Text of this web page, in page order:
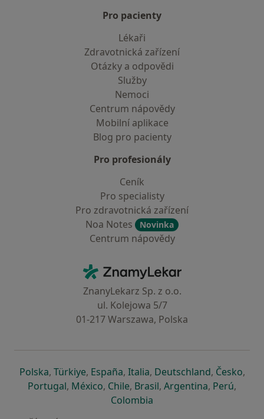
Pro pacienty
Lékaři
Zdravotnická zařízení
Otázky a odpovědi
Služby
Nemoci
Centrum nápovědy
Mobilní aplikace
Blog pro pacienty
Pro profesionály
Ceník
Pro specialisty
Pro zdravotnická zařízení
Noa Notes
Novinka
Centrum nápovědy
ZnamyLekar - Hlavní stránka
ZnanyLekarz Sp. z o.o.
ul. Kolejowa 5/7
01-217 Warszawa, Polska
Polskase otevře v nové záložce
, Türkiyese otevře v nové záložce
, Españase otevře v nové záložce
, Italiase otevře v nové záložce
, Deutschlandse otevře v
, Českose
,
Portugalse otevře v nové záložce
, Méxicose otevře v nové záložce
, Chilese otevře v nové záložce
, Brasilse otevře v nové
, Argentinase otevře v
, Perúse
,
Colombia